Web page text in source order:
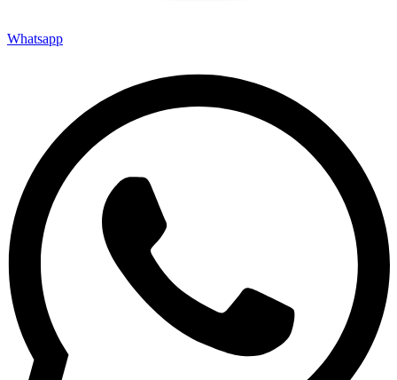
Whatsapp